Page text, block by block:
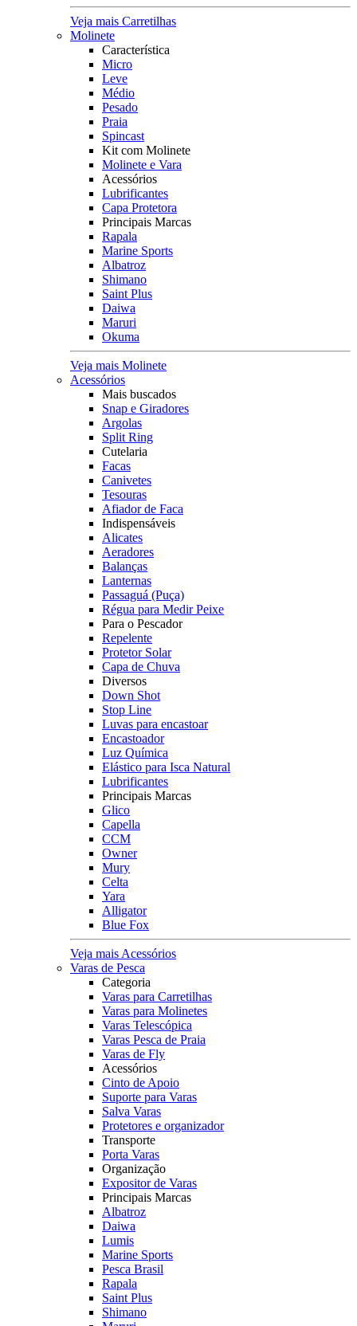
Veja mais Carretilhas
Molinete
Característica
Micro
Leve
Médio
Pesado
Praia
Spincast
Kit com Molinete
Molinete e Vara
Acessórios
Lubrificantes
Capa Protetora
Principais Marcas
Rapala
Marine Sports
Albatroz
Shimano
Saint Plus
Daiwa
Maruri
Okuma
Veja mais Molinete
Acessórios
Mais buscados
Snap e Giradores
Argolas
Split Ring
Cutelaria
Facas
Canivetes
Tesouras
Afiador de Faca
Indispensáveis
Alicates
Aeradores
Balanças
Lanternas
Passaguá (Puça)
Régua para Medir Peixe
Para o Pescador
Repelente
Protetor Solar
Capa de Chuva
Diversos
Down Shot
Stop Line
Luvas para encastoar
Encastoador
Luz Química
Elástico para Isca Natural
Lubrificantes
Principais Marcas
Glico
Capella
CCM
Owner
Mury
Celta
Yara
Alligator
Blue Fox
Veja mais Acessórios
Varas de Pesca
Categoria
Varas para Carretilhas
Varas para Molinetes
Varas Telescópica
Varas Pesca de Praia
Varas de Fly
Acessórios
Cinto de Apoio
Suporte para Varas
Salva Varas
Protetores e organizador
Transporte
Porta Varas
Organização
Expositor de Varas
Principais Marcas
Albatroz
Daiwa
Lumis
Marine Sports
Pesca Brasil
Rapala
Saint Plus
Shimano